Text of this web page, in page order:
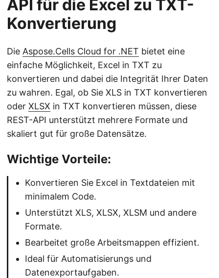
API für die Excel zu TXT-
Konvertierung
Die Aspose.Cells Cloud for .NET bietet eine
einfache Möglichkeit, Excel in TXT zu
konvertieren und dabei die Integrität Ihrer Daten
zu wahren. Egal, ob Sie XLS in TXT konvertieren
oder XLSX in TXT konvertieren müssen, diese
REST-API unterstützt mehrere Formate und
skaliert gut für große Datensätze.
Wichtige Vorteile:
Konvertieren Sie Excel in Textdateien mit
minimalem Code.
Unterstützt XLS, XLSX, XLSM und andere
Formate.
Bearbeitet große Arbeitsmappen effizient.
Ideal für Automatisierungs und
Datenexportaufgaben.